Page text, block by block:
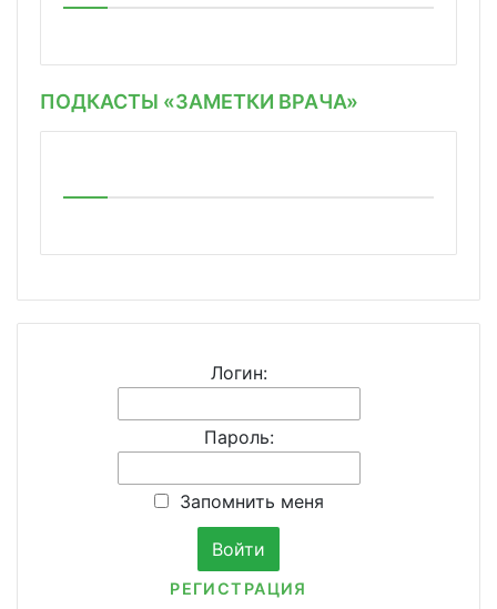
ПОДКАСТЫ «ЗАМЕТКИ ВРАЧА»
Логин:
Пароль:
Запомнить меня
РЕГИСТРАЦИЯ